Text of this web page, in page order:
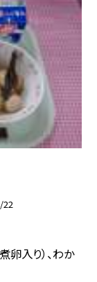
22
卵入り）、わか